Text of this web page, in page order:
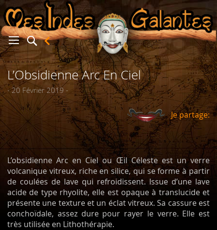
L’Obsidienne Arc En Ciel
- 20 Février 2019 -
Je partage:
L’obsidienne Arc en Ciel ou Œil Céleste est un verre
volcanique vitreux, riche en silice, qui se forme à partir
de coulées de lave qui refroidissent. Issue d’une lave
acide de type rhyolite, elle est opaque à translucide et
présente une texture et un éclat vitreux. Sa cassure est
conchoïdale, assez dure pour rayer le verre. Elle est
très utilisée en Lithothérapie.